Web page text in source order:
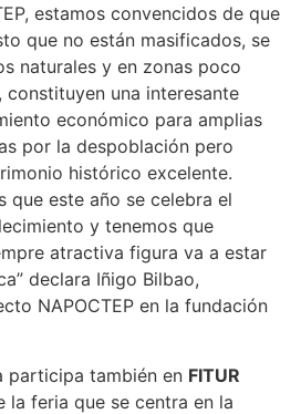
estamos convencidos de que
que no están masificados, se
naturales y en zonas poco
constituyen una interesante
económico para amplias
por la despoblación pero
histórico excelente.
que este año se celebra el
y tenemos que
atractiva figura va a estar
declara Iñigo Bilbao,
NAPOCTEP en la fundación
participa también en FITUR
la feria que se centra en la